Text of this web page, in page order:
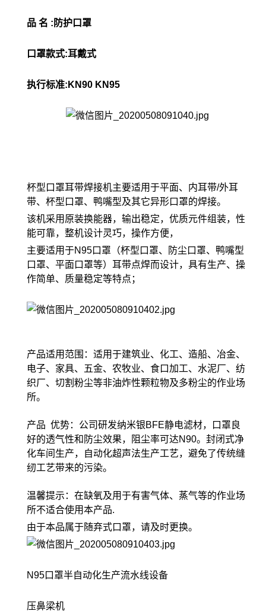
品 名 :防护口罩
口罩款式:耳戴式
执行标准:KN90 KN95
杯型口罩耳带焊接机主要适用于平面、内耳带/外耳
带、杯型口罩、鸭嘴型及其它异形口罩的焊接。
该机采用原装换能器，输出稳定，优质元件组装，性
能可靠，整机设计灵巧，操作方便，
主要适用于N95口罩（杯型口罩、防尘口罩、鸭嘴型
口罩、平面口罩等）耳带点焊而设计，具有生产、操
作简单、质量稳定等特点；
产品适用范围：适用于建筑业、化工、造船、冶金、
电子、家具、五金、农牧业、食口加工、水泥厂、纺
织厂、切割粉尘等非油炸性颗粒物及多粉尘的作业场
所。
产品 优势：公司研发纳米银BFE静电滤材，口罩良
好的透气性和防尘效果，阻尘率可达N90。封闭式净
化车间生产，自动化超声法生产工艺，避免了传统缝
纫工艺带来的污染。
温馨提示：在缺氧及用于有害气体、蒸气等的作业场
所不适合使用本产品.
由于本品属于随弃式口罩，请及时更换。
N95口罩半自动化生产流水线设备
压鼻梁机